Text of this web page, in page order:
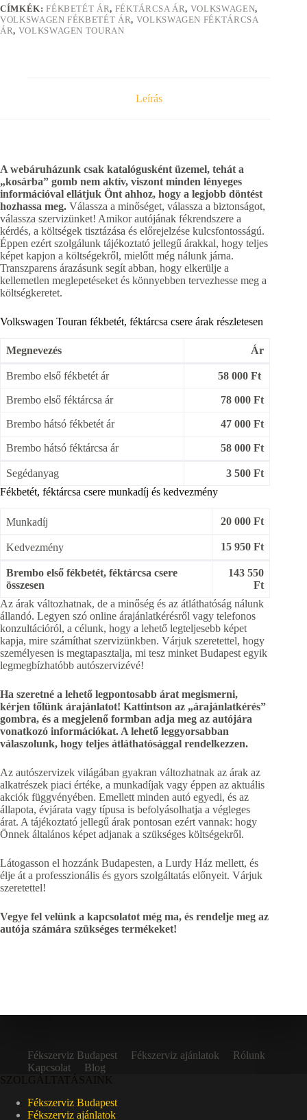
CÍMKÉK:FÉKBETÉT ÁR, FÉKTÁRCSA ÁR, VOLKSWAGEN,
VOLKSWAGEN FÉKBETÉT ÁR, VOLKSWAGEN FÉKTÁRCSA
ÁR, VOLKSWAGEN TOURAN
Leírás
A webáruházunk csak katalógusként üzemel, tehát a
„kosárba” gomb nem aktív, viszont minden lényeges
információval ellátjuk Önt ahhoz, hogy a legjobb döntést
hozhassa meg. Válassza a minőséget, válassza a biztonságot,
válassza szervizünket! Amikor autójának fékrendszere a
kérdés, a költségek tisztázása és előrejelzése kulcsfontosságú.
Éppen ezért szolgálunk tájékoztató jellegű árakkal, hogy teljes
képet kapjon a költségekről, mielőtt még nálunk járna.
Transzparens árazásunk segít abban, hogy elkerülje a
kellemetlen meglepetéseket és könnyebben tervezhesse meg a
költségkeretet.
Volkswagen Touran fékbetét, féktárcsa csere árak részletesen
Megnevezés Ár
Brembo első fékbetét ár 58 000 Ft
Brembo első féktárcsa ár 78 000 Ft
Brembo hátsó fékbetét ár 47 000 Ft
Brembo hátsó féktárcsa ár 58 000 Ft
Segédanyag
3 500 Ft
Fékbetét, féktárcsa csere munkadíj és kedvezmény
Munkadíj 20 000 Ft
Kedvezmény 15 950 Ft
Brembo első fékbetét, féktárcsa csere
összesen
143 550
Ft
Az árak változhatnak, de a minőség és az átláthatóság nálunk
állandó. Legyen szó online árajánlatkérésről vagy telefonos
konzultációról, a célunk, hogy a lehető legteljesebb képet
kapja, mire számíthat szervizünkben. Várjuk szeretettel, hogy
személyesen is megtapasztalja, mi tesz minket Budapest egyik
legmegbízhatóbb autószervizévé!
Ha szeretné a lehető legpontosabb árat megismerni,
kérjen tőlünk árajánlatot! Kattintson az „árajánlatkérés”
gombra, és a megjelenő formban adja meg az autójára
vonatkozó információkat. A lehető leggyorsabban
válaszolunk, hogy teljes átláthatósággal rendelkezzen.
Az autószervizek világában gyakran változhatnak az árak az
alkatrészek piaci értéke, a munkadíjak vagy éppen az aktuális
akciók függvényében. Emellett minden autó egyedi, és az
állapota, évjárata vagy típusa is befolyásolhatja a végleges
árat. A tájékoztató jellegű árak pontosan ezért vannak: hogy
Önnek általános képet adjanak a szükséges költségekről.
Látogasson el hozzánk Budapesten, a Lurdy Ház mellett, és
élje át a professzionális és gyors szolgáltatás előnyeit. Várjuk
szeretettel!
Vegye fel velünk a kapcsolatot még ma, és rendelje meg az
autója számára szükséges termékeket!
Fékszerviz Budapest Fékszerviz ajánlatok
Rólunk
Kapcsolat
Blog
SZOLGÁLTATÁSAINK
Fékszerviz Budapest
Fékszerviz ajánlatok